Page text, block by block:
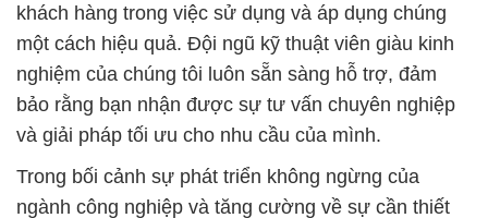
khách hàng trong việc sử dụng và áp dụng chúng
một cách hiệu quả. Đội ngũ kỹ thuật viên giàu kinh
nghiệm của chúng tôi luôn sẵn sàng hỗ trợ, đảm
bảo rằng bạn nhận được sự tư vấn chuyên nghiệp
và giải pháp tối ưu cho nhu cầu của mình.
Trong bối cảnh sự phát triển không ngừng của
ngành công nghiệp và tăng cường về sự cần thiết